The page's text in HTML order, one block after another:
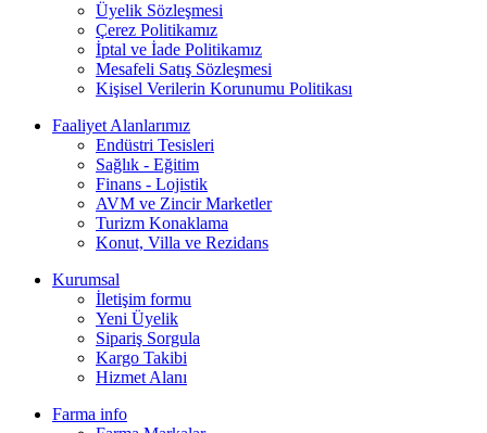
Üyelik Sözleşmesi
Çerez Politikamız
İptal ve İade Politikamız
Mesafeli Satış Sözleşmesi
Kişisel Verilerin Korunumu Politikası
Faaliyet Alanlarımız
Endüstri Tesisleri
Sağlık - Eğitim
Finans - Lojistik
AVM ve Zincir Marketler
Turizm Konaklama
Konut, Villa ve Rezidans
Kurumsal
İletişim formu
Yeni Üyelik
Sipariş Sorgula
Kargo Takibi
Hizmet Alanı
Farma info